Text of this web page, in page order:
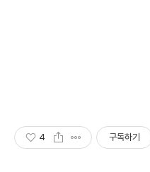
4 구독하기